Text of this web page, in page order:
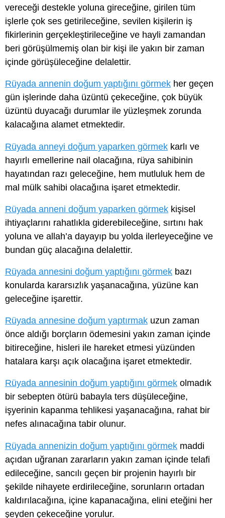
vereceği destekle yoluna gireceğine, girilen tüm
işlerle çok ses getirileceğine, sevilen kişilerin iş
fikirlerinin gerçekleştirileceğine ve hayli zamandan
beri görüşülmemiş olan bir kişi ile yakın bir zaman
içinde görüşüleceğine delalettir.
Rüyada annenin doğum yaptığını görmek her geçen
gün işlerinde daha üzüntü çekeceğine, çok büyük
üzüntü duyacağı durumlar ile yüzleşmek zorunda
kalacağına alamet etmektedir.
Rüyada anneyi doğum yaparken görmek karlı ve
hayırlı emellerine nail olacağına, rüya sahibinin
hayatından razı geleceğine, hem mutluluk hem de
mal mülk sahibi olacağına işaret etmektedir.
Rüyada anneni doğum yaparken görmek kişisel
ihtiyaçlarını rahatlıkla giderebileceğine, sırtını hak
yoluna ve allah’a dayayıp bu yolda ilerleyeceğine ve
bundan güç alacağına delalettir.
Rüyada annesini doğum yaptığını görmek bazı
konularda kararsızlık yaşanacağına, yüzüne kan
geleceğine işarettir.
Rüyada annesine doğum yaptırmak uzun zaman
önce aldığı borçların ödemesini yakın zaman içinde
bitireceğine, hisleri ile hareket etmesi yüzünden
hatalara karşı açık olacağına işaret etmektedir.
Rüyada annesinin doğum yaptığını görmek olmadık
bir sebepten ötürü babayla ters düşüleceğine,
işyerinin kapanma tehlikesi yaşanacağına, rahat bir
nefes alınacağına tabir olunur.
Rüyada annenizin doğum yaptığını görmek maddi
açıdan uğranan zararların yakın zaman içinde telafi
edileceğine, sancılı geçen bir projenin hayırlı bir
şekilde nihayete erdirileceğine, sorunların ortadan
kaldırılacağına, içine kapanacağına, elini eteğini her
şeyden çekeceğine yorulur.